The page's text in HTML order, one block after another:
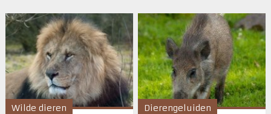
Wilde dieren Dierengeluiden